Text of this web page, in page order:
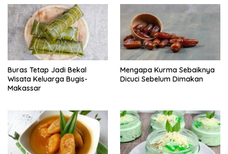
Buras Tetap Jadi Bekal
Wisata Keluarga Bugis-
Makassar
Mengapa Kurma Sebaiknya
Dicuci Sebelum Dimakan